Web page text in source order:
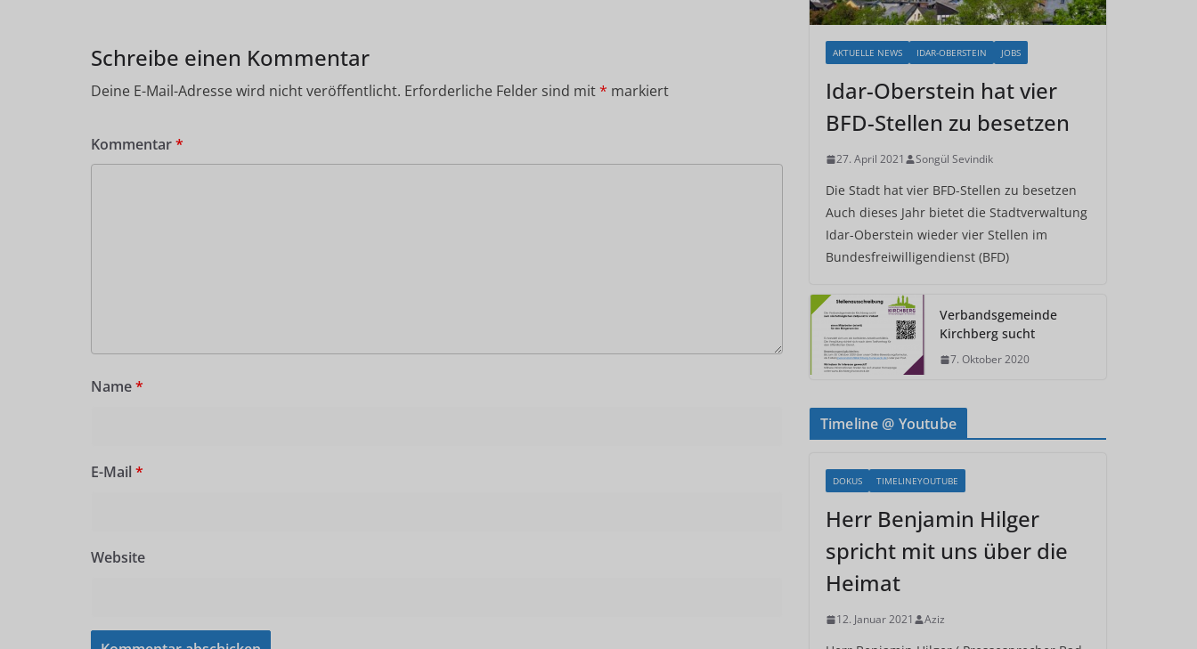
Schreibe einen Kommentar
Deine E-Mail-Adresse wird nicht veröffentlicht. Erforderliche Felder sind mit* markiert
Kommentar*
Name*
E-Mail *
Website
AKTUELLE NEWS IDAR-OBERSTEIN JOBS
Idar-Oberstein hat vier
BFD-Stellen zu besetzen
27. April 2021 Songül Sevindik
Die Stadt hat vier BFD-Stellen zu besetzen
Auch dieses Jahr bietet die Stadtverwaltung
Idar-Oberstein wieder vier Stellen im
Bundesfreiwilligendienst (BFD)
Verbandsgemeinde
Kirchberg sucht
7. Oktober 2020
Timeline @ Youtube
DOKUS TIMELINEYOUTUBE
Herr Benjamin Hilger
spricht mit uns über die
Heimat
12. Januar 2021 Aziz